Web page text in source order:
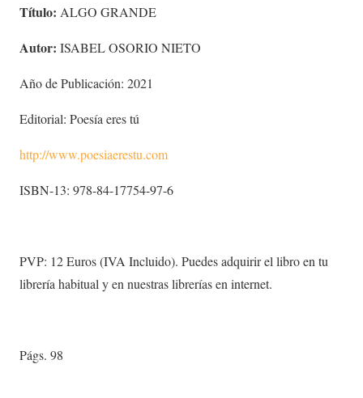
Título: ALGO GRANDE
Autor: ISABEL OSORIO NIETO
Año de Publicación: 2021
Editorial: Poesía eres tú
http://www.poesiaerestu.com
ISBN-13: 978-84-17754-97-6
PVP: 12 Euros (IVA Incluido). Puedes adquirir el libro en tu
librería habitual y en nuestras librerías en internet.
Págs. 98